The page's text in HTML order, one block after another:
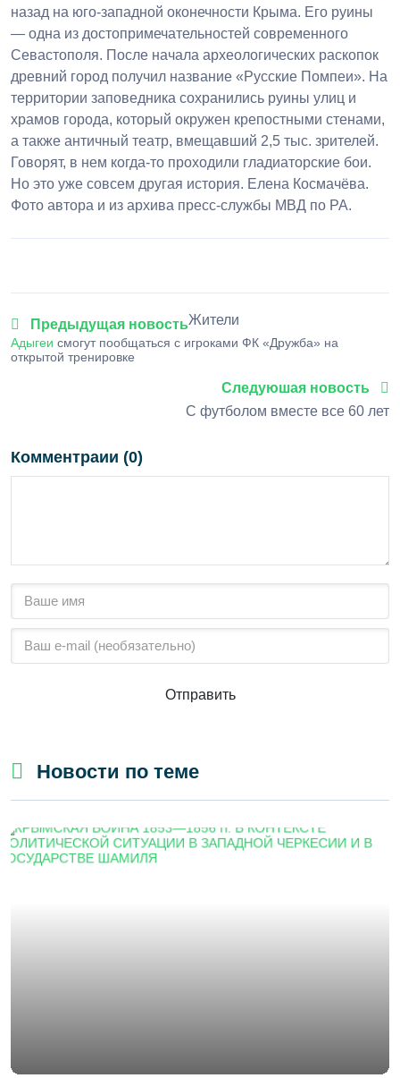
назад на юго-западной оконечности Крыма. Его руины
— одна из достопримечательностей современного
Севастополя. После начала археологических раскопок
древний город получил название «Русские Помпеи». На
территории заповедника сохранились руины улиц и
храмов города, который окружен крепостными стенами,
а также античный театр, вмещавший 2,5 тыс. зрителей.
Говорят, в нем когда-то проходили гладиаторские бои.
Но это уже совсем другая история. Елена Космачёва.
Фото автора и из архива пресс-службы МВД по РА.
Предыдущая новостьЖители
Адыгеи смогут пообщаться с игроками ФК «Дружба» на
открытой тренировке
Следуюшая новость
С футболом вместе все 60 лет
Комментраии (0)
Отправить
Новости по теме